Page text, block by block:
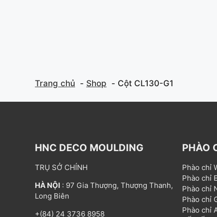
Trang chủ Shop Cột CL130-G1
HNC DECO MOULDING
TRỤ SỞ CHÍNH
HÀ NỘI : 97 Gia Thượng, Thượng Thanh,
Long Biên
+(84) 24 3736 8958
PHÀO
Phào chỉ
Phào chỉ
Phào chỉ
Phào chỉ
Phào chỉ